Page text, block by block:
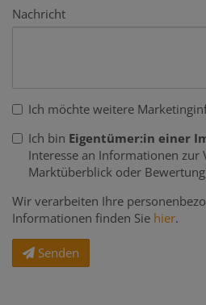
Nachricht
Ich möchte weitere
Ich bin Eigentümer:in einer
Interesse an Informationen zur
Marktüberblick oder
Wir verarbeiten Ihre
Informationen finden Sie hier.
Senden